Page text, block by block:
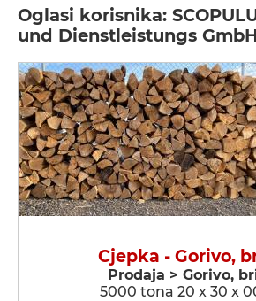
Oglasi korisnika:
und Dienstleistungs
Cjepka - Gorivo,
Prodaja > Gorivo,
5000 tona 20 x 30 x